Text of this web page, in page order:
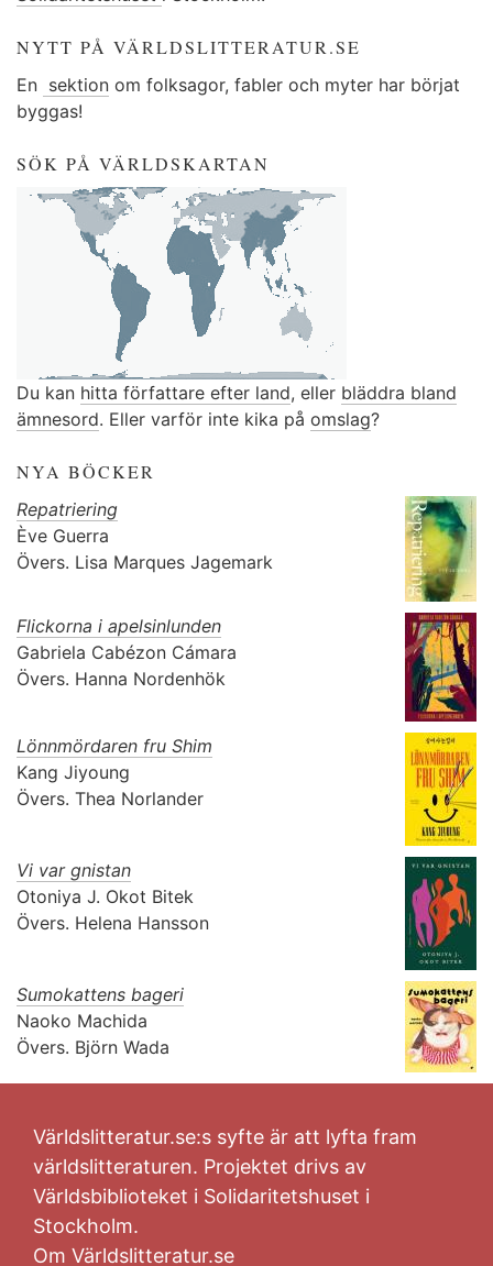
NYTT PÅ VÄRLDSLITTERATUR.SE
En sektion om folksagor, fabler och myter har börjat
byggas!
SÖK PÅ VÄRLDSKARTAN
Du kan hitta författare efter land, eller bläddra bland
ämnesord. Eller varför inte kika på omslag?
NYA BÖCKER
Repatriering
Ève Guerra
Övers. Lisa Marques Jagemark
Flickorna i apelsinlunden
Gabriela Cabézon Cámara
Övers. Hanna Nordenhök
Lönnmördaren fru Shim
Kang Jiyoung
Övers. Thea Norlander
Vi var gnistan
Otoniya J. Okot Bitek
Övers. Helena Hansson
Sumokattens bageri
Naoko Machida
Övers. Björn Wada
Världslitteratur.se:s syfte är att lyfta fram
världslitteraturen. Projektet drivs av
Världsbiblioteket i Solidaritetshuset i
Stockholm.
Om Världslitteratur.se